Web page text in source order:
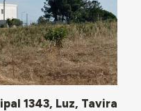
1343, Luz, Tavira